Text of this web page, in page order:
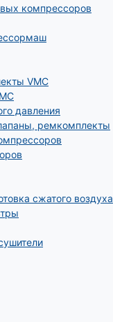
компрессоров
VMC
давления
ремкомплекты
сжатого воздуха